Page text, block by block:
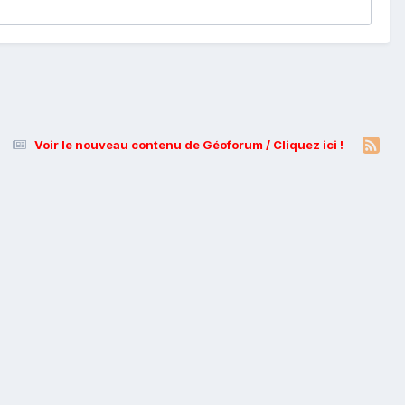
Voir le nouveau contenu de Géoforum / Cliquez ici !